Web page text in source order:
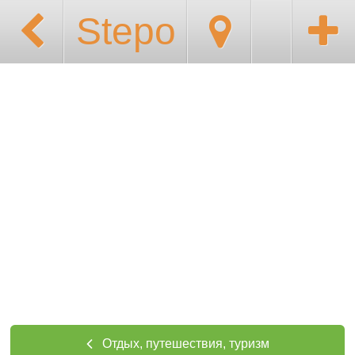
Stepo
Отдых, путешествия, туризм